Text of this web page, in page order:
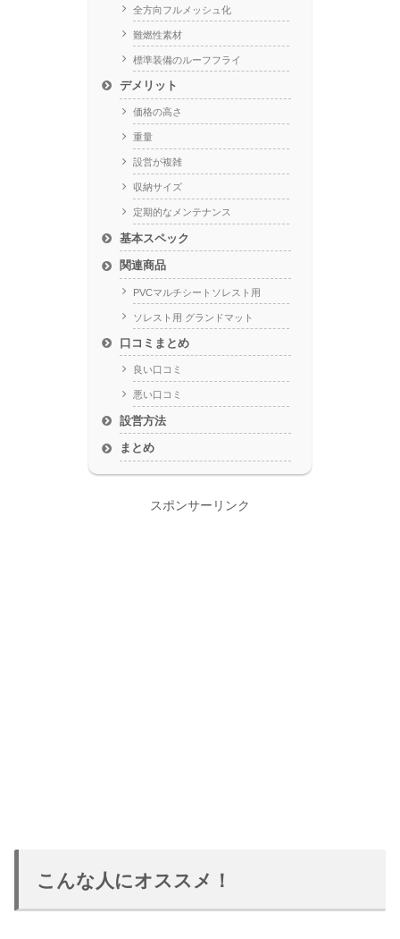
全方向フルメッシュ化
難燃性素材
標準装備のルーフフライ
デメリット
価格の高さ
重量
設営が複雑
収納サイズ
定期的なメンテナンス
基本スペック
関連商品
PVCマルチシートソレスト用
ソレスト用 グランドマット
口コミまとめ
良い口コミ
悪い口コミ
設営方法
まとめ
スポンサーリンク
こんな人にオススメ！